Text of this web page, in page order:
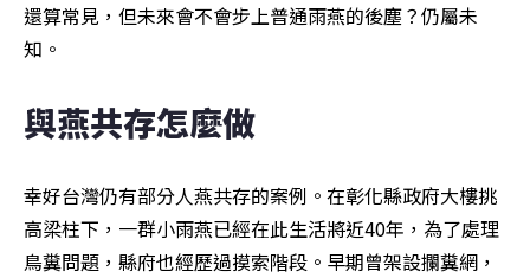
還算常見，但未來會不會步上普通雨燕的後塵？仍屬未
知。
與燕共存怎麼做
幸好台灣仍有部分人燕共存的案例。在彰化縣政府大樓挑
高梁柱下，一群小雨燕已經在此生活將近40年，為了處理
鳥糞問題，縣府也經歷過摸索階段。早期曾架設攔糞網，